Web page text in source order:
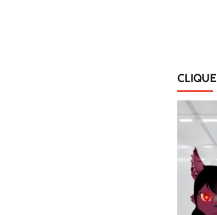
CLIQUE